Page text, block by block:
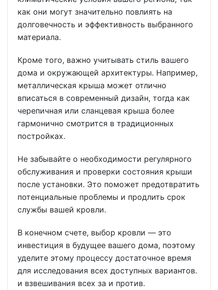
как они могут значительно повлиять на
долговечность и эффективность выбранного
материала.
Кроме того, важно учитывать стиль вашего
дома и окружающей архитектуры. Например,
металлическая крыша может отлично
вписаться в современный дизайн, тогда как
черепичная или сланцевая крыша более
гармонично смотрится в традиционных
постройках.
Не забывайте о необходимости регулярного
обслуживания и проверки состояния крыши
после установки. Это поможет предотвратить
потенциальные проблемы и продлить срок
службы вашей кровли.
В конечном счете, выбор кровли — это
инвестиция в будущее вашего дома, поэтому
уделите этому процессу достаточное время
для исследования всех доступных вариантов.
и взвешивания всех за и против.